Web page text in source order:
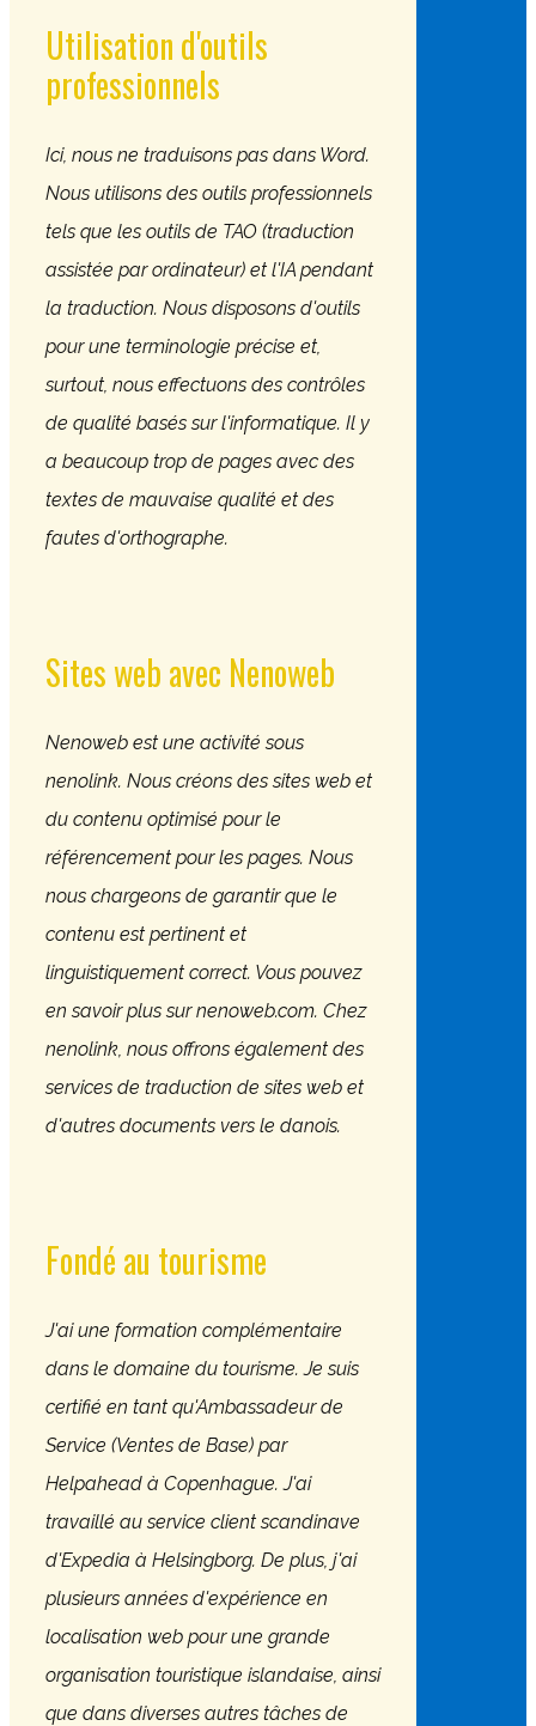
​Utilisation d'outils
professionnels
​Ici, nous ne traduisons pas dans Word.
Nous utilisons des outils professionnels
tels que les outils de TAO (traduction
assistée par ordinateur) et l'IA pendant
la traduction. Nous disposons d'outils
pour une terminologie précise et,
surtout, nous effectuons des contrôles
de qualité basés sur l'informatique. Il y
a beaucoup trop de pages avec des
textes de mauvaise qualité et des
fautes d'orthographe.
Sites web avec Nenoweb
​Nenoweb est une activité sous
nenolink. Nous créons des sites web et
du contenu optimisé pour le
référencement pour les pages. Nous
nous chargeons de garantir que le
contenu est pertinent et
linguistiquement correct. Vous pouvez
en savoir plus sur nenoweb.com. Chez
nenolink, nous offrons également des
services de traduction de sites web et
d'autres documents vers le danois.
Fondé au tourisme
​J'ai une formation complémentaire
dans le domaine du tourisme. Je suis
certifié en tant qu'Ambassadeur de
Service (Ventes de Base) par
Helpahead à Copenhague. J'ai
travaillé au service client scandinave
d'Expedia à Helsingborg. De plus, j'ai
plusieurs années d'expérience en
localisation web pour une grande
organisation touristique islandaise, ainsi
que dans diverses autres tâches de